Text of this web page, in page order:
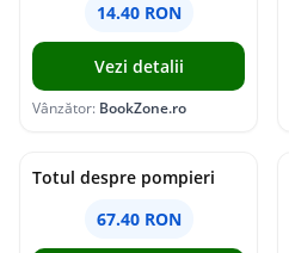
14.40 RON
Vezi detalii
Vânzător: BookZone.ro
Totul despre pompieri
67.40 RON